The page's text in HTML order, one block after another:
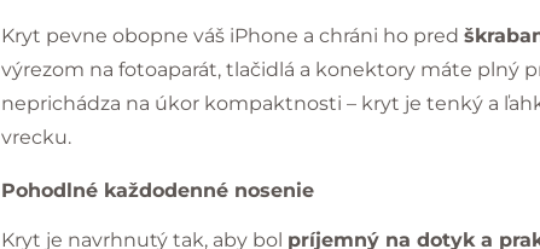
Kryt pevne obopne váš iPhone a chráni ho pred
výrezom na fotoaparát, tlačidlá a konektory máte plný
neprichádza na úkor kompaktnosti – kryt je tenký a
vrecku.
Pohodlné každodenné nosenie
Kryt je navrhnutý tak, aby bol príjemný na dotyk a